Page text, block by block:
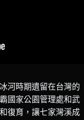
河時期遺留在台灣的
國家公園管理處和武
復育，讓七家灣溪成